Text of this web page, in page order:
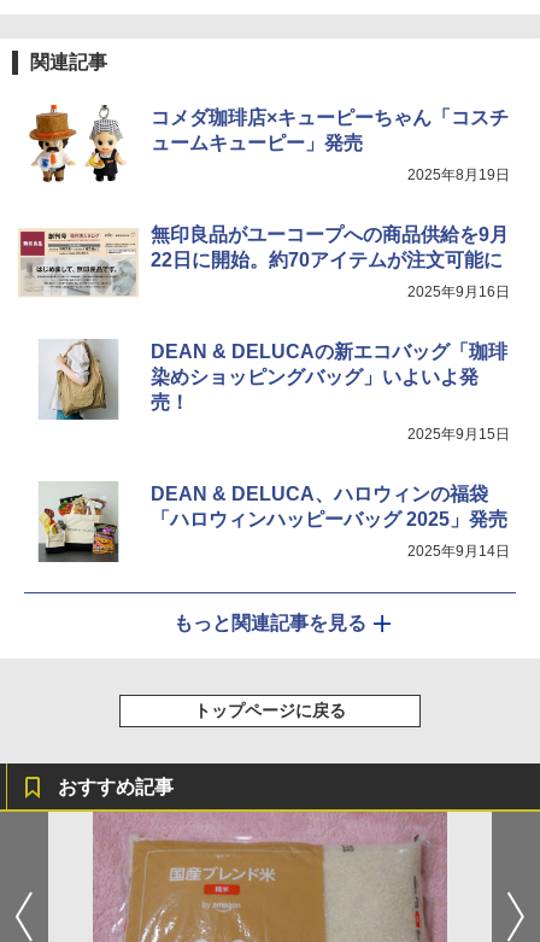
関連記事
コメダ珈琲店×キューピーちゃん「コスチ
ュームキューピー」発売
2025年8月19日
無印良品がユーコープへの商品供給を9月
22日に開始。約70アイテムが注文可能に
2025年9月16日
DEAN & DELUCAの新エコバッグ「珈琲
染めショッピングバッグ」いよいよ発
売！
2025年9月15日
DEAN & DELUCA、ハロウィンの福袋
「ハロウィンハッピーバッグ 2025」発売
2025年9月14日
もっと関連記事を見る
トップページに戻る
おすすめ記事